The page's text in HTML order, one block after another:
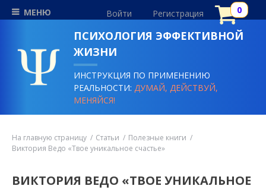
МЕНЮ Войти Регистрация
ПСИХОЛОГИЯ ЭФФЕКТИВНОЙ
ЖИЗНИ
ИНСТРУКЦИЯ ПО ПРИМЕНЕНИЮ
РЕАЛЬНОСТИ:ДУМАЙ, ДЕЙСТВУЙ,
МЕНЯЙСЯ!
На главную страницу Статьи
Полезные книги
Виктория Ведо «Твое уникальное счастье»
ВИКТОРИЯ ВЕДО «ТВОЕ УНИКАЛЬНОЕ